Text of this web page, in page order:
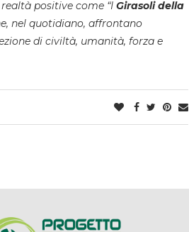
positive come “I Girasoli della
nel quotidiano, affrontano
di civiltà, umanità, forza e